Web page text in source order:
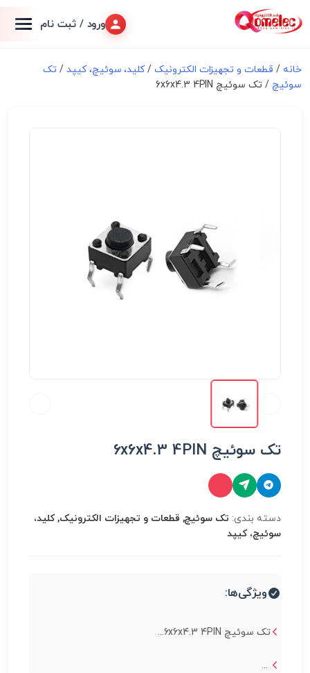
ورود / ثبت نام
خانه / قطعات و تجهیزات الکترونیک/کلید، سوئیچ، کیپد/ تک
سوئیچ / تک سوئیچ 6x6x4.3 4PIN
تک سوئیچ 6x6x4.3 4PIN
دسته بندی: تک سوئیچ, قطعات و تجهیزات الکترونیک, کلید،
سوئیچ، کیپد
ویژگی‌ها:
تک سوئیچ 6x6x4.3 4PIN...
...